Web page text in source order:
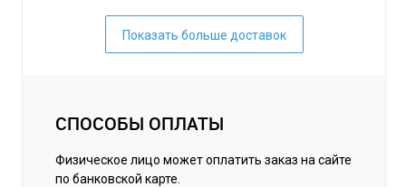
Показать больше доставок
СПОСОБЫ ОПЛАТЫ
Физическое лицо может оплатить заказ на сайте
по банковской карте.